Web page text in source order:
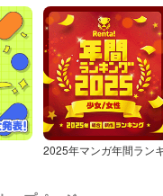
2025年マンガ年間ラン